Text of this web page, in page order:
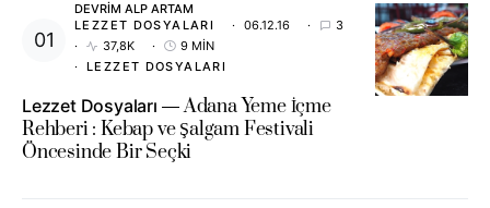
DEVRIM ALP ARTAM
LEZZET DOSYALARI
06.12.16
3
37,8K
9 MIN
LEZZET DOSYALARI
Lezzet Dosyaları
Adana Yeme İçme
Rehberi : Kebap ve Şalgam Festivali
Öncesinde Bir Seçki